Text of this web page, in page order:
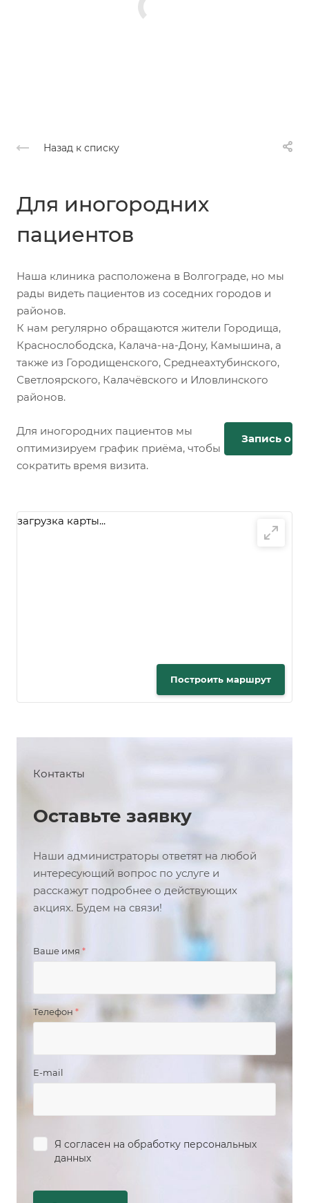
Назад к списку
Для иногородних
пациентов
Наша клиника расположена в Волгограде, но мы
рады видеть пациентов из соседних городов и
районов.
К нам регулярно обращаются жители Городища,
Краснослободска, Калача-на-Дону, Камышина, а
также из Городищенского, Среднеахтубинского,
Светлоярского, Калачёвского и Иловлинского
районов.
Для иногородних пациентов мы
оптимизируем график приёма, чтобы
сократить время визита.
Запись
загрузка карты...
Построить маршрут
Контакты
Оставьте заявку
Наши администраторы ответят на любой
интересующий вопрос по услуге и
расскажут подробнее о действующих
акциях. Будем на связи!
Ваше имя *
Телефон *
E-mail
Я согласен на обработку персональных
данных